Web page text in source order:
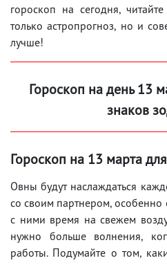
гороскоп на сегодня,
только астропрогноз, но и
лучше!
Гороскоп на день 13
знаков
Гороскоп на 13 марта
Овны будут наслаждаться
со своим партнером, особенно
с ними время на свежем
нужно больше волнения,
работы. Подумайте о том,